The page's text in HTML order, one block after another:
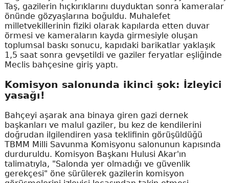
Taş, gazilerin hıçkırıklarını duyduktan sonra kameralar
önünde gözyaşlarına boğuldu. Muhalefet
milletvekillerinin fiziki olarak kapılarda etten duvar
örmesi ve kameraların kayda girmesiyle oluşan
toplumsal baskı sonucu, kapıdaki barikatlar yaklaşık
1,5 saat sonra gevşetildi ve gaziler feryatlar eşliğinde
Meclis bahçesine giriş yaptı.
Komisyon salonunda ikinci şok: İzleyici
yasağı!
Bahçeyi aşarak ana binaya giren gazi dernek
başkanları ve malul gaziler, bu kez de kendilerini
doğrudan ilgilendiren yasa teklifinin görüşüldüğü
TBMM Milli Savunma Komisyonu salonunun kapısında
durduruldu. Komisyon Başkanı Hulusi Akar'ın
talimatıyla, "Salonda yer olmadığı ve güvenlik
gerekçesi" öne sürülerek gazilerin komisyon